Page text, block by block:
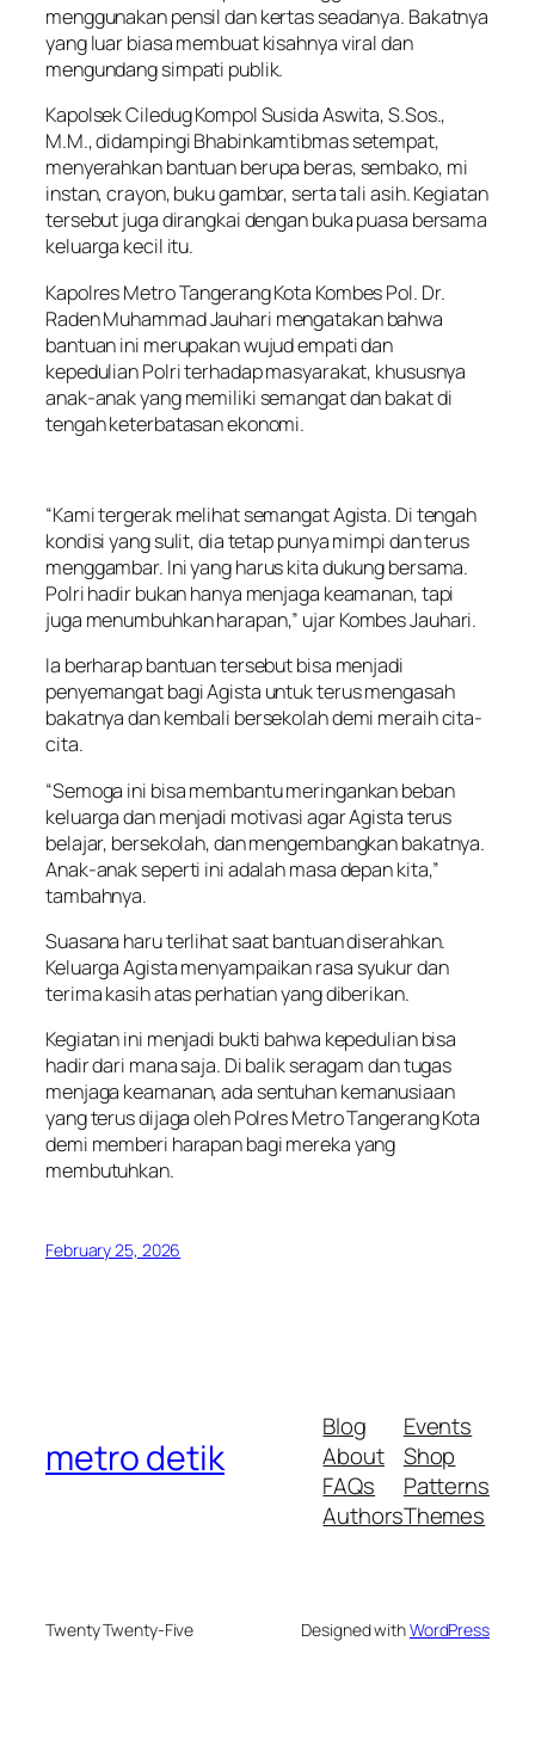
menggunakan pensil dan kertas seadanya. Bakatnya
yang luar biasa membuat kisahnya viral dan
mengundang simpati publik.
Kapolsek Ciledug Kompol Susida Aswita, S.Sos.,
M.M., didampingi Bhabinkamtibmas setempat,
menyerahkan bantuan berupa beras, sembako, mi
instan, crayon, buku gambar, serta tali asih. Kegiatan
tersebut juga dirangkai dengan buka puasa bersama
keluarga kecil itu.
Kapolres Metro Tangerang Kota Kombes Pol. Dr.
Raden Muhammad Jauhari mengatakan bahwa
bantuan ini merupakan wujud empati dan
kepedulian Polri terhadap masyarakat, khususnya
anak-anak yang memiliki semangat dan bakat di
tengah keterbatasan ekonomi.
“Kami tergerak melihat semangat Agista. Di tengah
kondisi yang sulit, dia tetap punya mimpi dan terus
menggambar. Ini yang harus kita dukung bersama.
Polri hadir bukan hanya menjaga keamanan, tapi
juga menumbuhkan harapan,” ujar Kombes Jauhari.
Ia berharap bantuan tersebut bisa menjadi
penyemangat bagi Agista untuk terus mengasah
bakatnya dan kembali bersekolah demi meraih cita-
cita.
“Semoga ini bisa membantu meringankan beban
keluarga dan menjadi motivasi agar Agista terus
belajar, bersekolah, dan mengembangkan bakatnya.
Anak-anak seperti ini adalah masa depan kita,”
tambahnya.
Suasana haru terlihat saat bantuan diserahkan.
Keluarga Agista menyampaikan rasa syukur dan
terima kasih atas perhatian yang diberikan.
Kegiatan ini menjadi bukti bahwa kepedulian bisa
hadir dari mana saja. Di balik seragam dan tugas
menjaga keamanan, ada sentuhan kemanusiaan
yang terus dijaga oleh Polres Metro Tangerang Kota
demi memberi harapan bagi mereka yang
membutuhkan.
February 25, 2026
metro detik
Blog
About
FAQs
Authors
Events
Shop
Patterns
Themes
Twenty Twenty-Five Designed withWordPress